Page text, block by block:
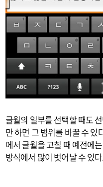
글월의 일부를 선택할 때도
만 하면 그 범위를 바꿀 수
에서 글월을 고칠 때 예전에
방식에서 많이 벗어날 수 있다.